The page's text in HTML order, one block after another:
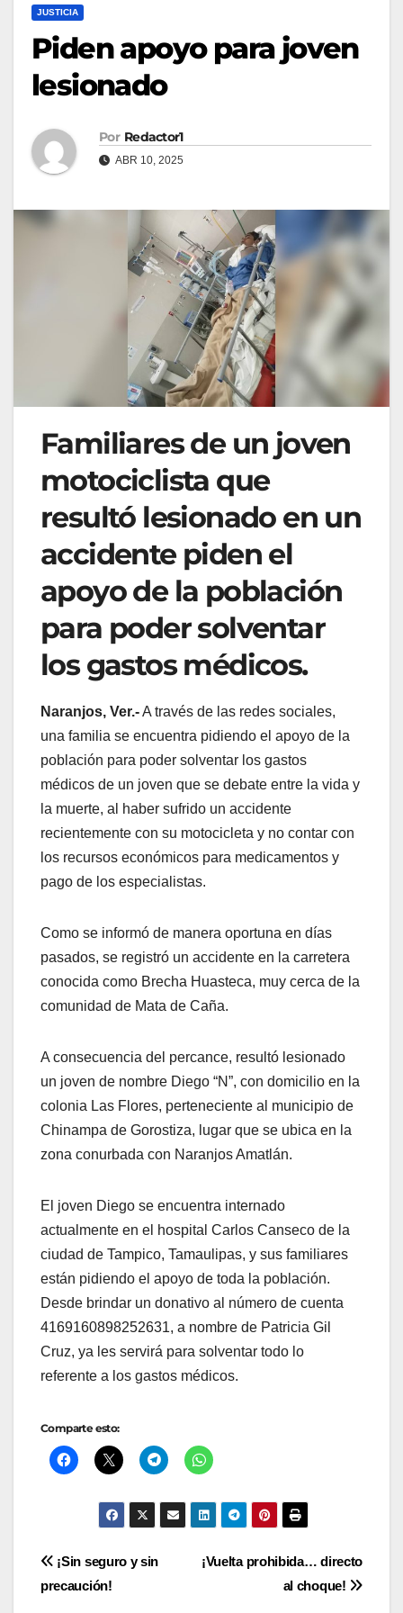
JUSTICIA
Piden apoyo para joven
lesionado
Por Redactor1
ABR 10, 2025
Familiares de un joven
motociclista que
resultó lesionado en un
accidente piden el
apoyo de la población
para poder solventar
los gastos médicos.
Naranjos, Ver.-A través de las redes sociales,
una familia se encuentra pidiendo el apoyo de la
población para poder solventar los gastos
médicos de un joven que se debate entre la vida y
la muerte, al haber sufrido un accidente
recientemente con su motocicleta y no contar con
los recursos económicos para medicamentos y
pago de los especialistas.
Como se informó de manera oportuna en días
pasados, se registró un accidente en la carretera
conocida como Brecha Huasteca, muy cerca de la
comunidad de Mata de Caña.
A consecuencia del percance, resultó lesionado
un joven de nombre Diego “N”, con domicilio en la
colonia Las Flores, perteneciente al municipio de
Chinampa de Gorostiza, lugar que se ubica en la
zona conurbada con Naranjos Amatlán.
El joven Diego se encuentra internado
actualmente en el hospital Carlos Canseco de la
ciudad de Tampico, Tamaulipas, y sus familiares
están pidiendo el apoyo de toda la población.
Desde brindar un donativo al número de cuenta
4169160898252631, a nombre de Patricia Gil
Cruz, ya les servirá para solventar todo lo
referente a los gastos médicos.
Comparte esto:
Navegación
de
¡Vuelta prohibida… directo
al choque!
¡Sin seguro y sin
precaución!